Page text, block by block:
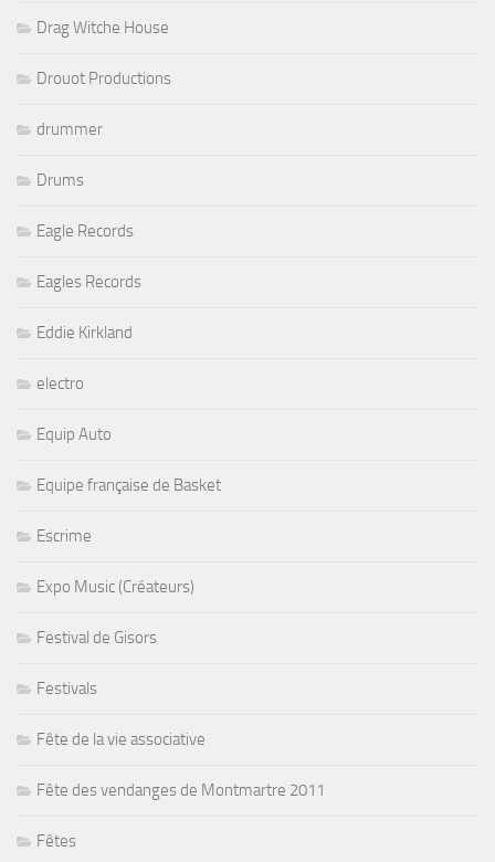
Drag Witche House
Drouot Productions
drummer
Drums
Eagle Records
Eagles Records
Eddie Kirkland
electro
Equip Auto
Equipe française de Basket
Escrime
Expo Music (Créateurs)
Festival de Gisors
Festivals
Fête de la vie associative
Fête des vendanges de Montmartre 2011
Fêtes